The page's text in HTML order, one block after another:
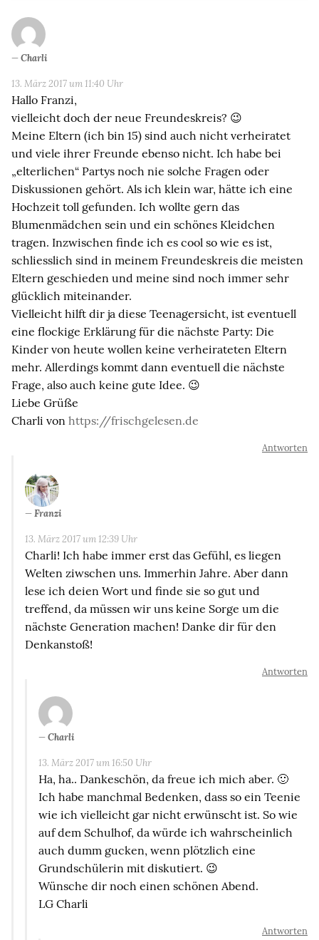
Charli
13. März 2017 um 11:40 Uhr
Hallo Franzi,
vielleicht doch der neue Freundeskreis? 😉
Meine Eltern (ich bin 15) sind auch nicht verheiratet
und viele ihrer Freunde ebenso nicht. Ich habe bei
„elterlichen“ Partys noch nie solche Fragen oder
Diskussionen gehört. Als ich klein war, hätte ich eine
Hochzeit toll gefunden. Ich wollte gern das
Blumenmädchen sein und ein schönes Kleidchen
tragen. Inzwischen finde ich es cool so wie es ist,
schliesslich sind in meinem Freundeskreis die meisten
Eltern geschieden und meine sind noch immer sehr
glücklich miteinander.
Vielleicht hilft dir ja diese Teenagersicht, ist eventuell
eine flockige Erklärung für die nächste Party: Die
Kinder von heute wollen keine verheirateten Eltern
mehr. Allerdings kommt dann eventuell die nächste
Frage, also auch keine gute Idee. 😉
Liebe Grüße
Charli von https://frischgelesen.de
Antworten
Franzi
13. März 2017 um 12:39 Uhr
Charli! Ich habe immer erst das Gefühl, es liegen
Welten ziwschen uns. Immerhin Jahre. Aber dann
lese ich deien Wort und finde sie so gut und
treffend, da müssen wir uns keine Sorge um die
nächste Generation machen! Danke dir für den
Denkanstoß!
Antworten
Charli
13. März 2017 um 16:50 Uhr
Ha, ha.. Dankeschön, da freue ich mich aber. 🙂
Ich habe manchmal Bedenken, dass so ein Teenie
wie ich vielleicht gar nicht erwünscht ist. So wie
auf dem Schulhof, da würde ich wahrscheinlich
auch dumm gucken, wenn plötzlich eine
Grundschülerin mit diskutiert. 😉
Wünsche dir noch einen schönen Abend.
LG Charli
Antworten